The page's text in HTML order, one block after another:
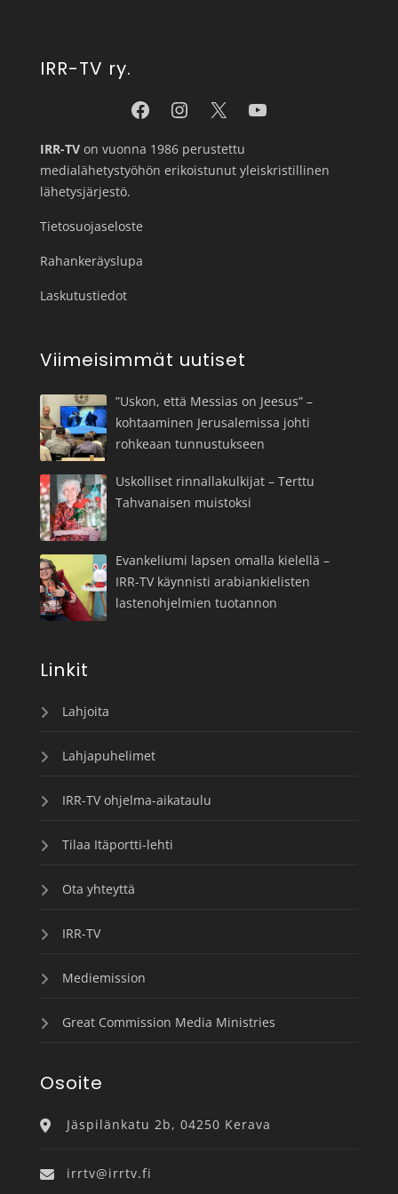
IRR-TV ry.
IRR-TVon vuonna 1986 perustettu
medialähetystyöhön erikoistunut yleiskristillinen
lähetysjärjestö.
Tietosuojaseloste
Rahankeräyslupa
Laskutustiedot
Viimeisimmät uutiset
”Uskon, että Messias on Jeesus” –
kohtaaminen Jerusalemissa johti
rohkeaan tunnustukseen
Uskolliset rinnallakulkijat – Terttu
Tahvanaisen muistoksi
Evankeliumi lapsen omalla kielellä –
IRR-TV käynnisti arabiankielisten
lastenohjelmien tuotannon
Linkit
Lahjoita
Lahjapuhelimet
IRR-TV ohjelma-aikataulu
Tilaa Itäportti-lehti
Ota yhteyttä
IRR-TV
Mediemission
Great Commission Media Ministries
Osoite
Jäspilänkatu 2b, 04250 Kerava
irrtv@irrtv.fi